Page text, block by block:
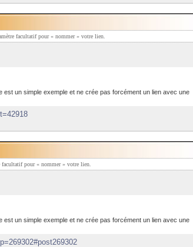
facultatif pour « nommer » votre lien.
un simple exemple et ne crée pas forcément un lien avec une
facultatif pour « nommer » votre lien.
un simple exemple et ne crée pas forcément un lien avec une